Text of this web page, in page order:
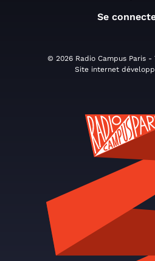
Se
© 2026 Radio Campus Paris -
Site internet